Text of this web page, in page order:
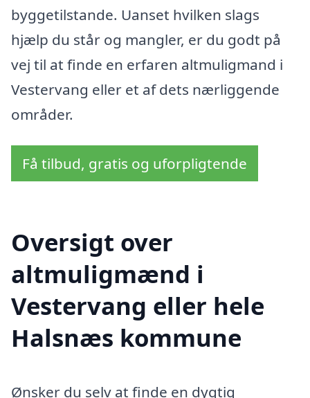
byggetilstande. Uanset hvilken slags
hjælp du står og mangler, er du godt på
vej til at finde en erfaren altmuligmand i
Vestervang eller et af dets nærliggende
områder.
Få tilbud, gratis og uforpligtende
Oversigt over
altmuligmænd i
Vestervang eller hele
Halsnæs kommune
Ønsker du selv at finde en dygtig